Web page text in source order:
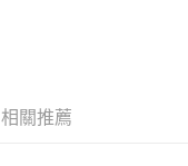
相關推薦